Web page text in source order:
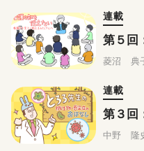
連載
第５回
菱沼 典
連載
第３回
中野 隆